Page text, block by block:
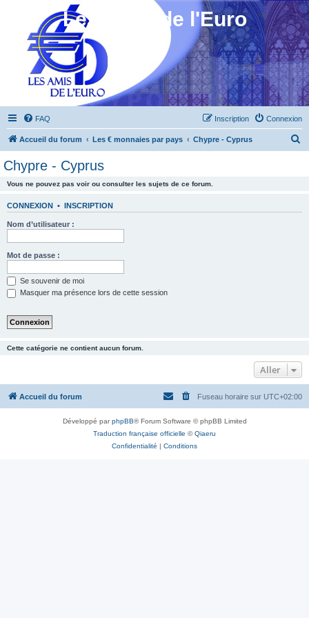
Les Amis de l'Euro
FAQ Connexion
Inscription
Accueil du forum Les € monnaies par pays Chypre - Cyprus
Chypre - Cyprus
Vous ne pouvez pas voir ou consulter les sujets de ce forum.
CONNEXION • INSCRIPTION
Nom d’utilisateur :
Mot de passe :
Se souvenir de moi
Masquer ma présence lors de cette session
Cette catégorie ne contient aucun forum.
Aller
Accueil du forum Fuseau horaire sur UTC+02:00
Développé parphpBB® Forum Software © phpBB Limited
Traduction française officielle ©Qiaeru
Confidentialité | Conditions